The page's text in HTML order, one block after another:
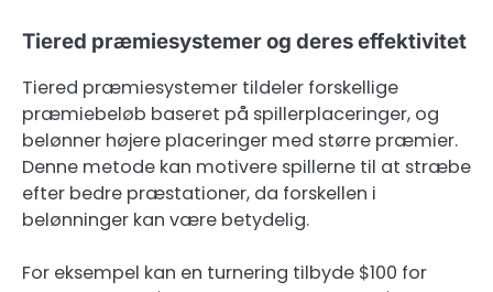
Tiered præmiesystemer og deres effektivitet
Tiered præmiesystemer tildeler forskellige
præmiebeløb baseret på spillerplaceringer, og
belønner højere placeringer med større præmier.
Denne metode kan motivere spillerne til at stræbe
efter bedre præstationer, da forskellen i
belønninger kan være betydelig.
For eksempel kan en turnering tilbyde $100 for